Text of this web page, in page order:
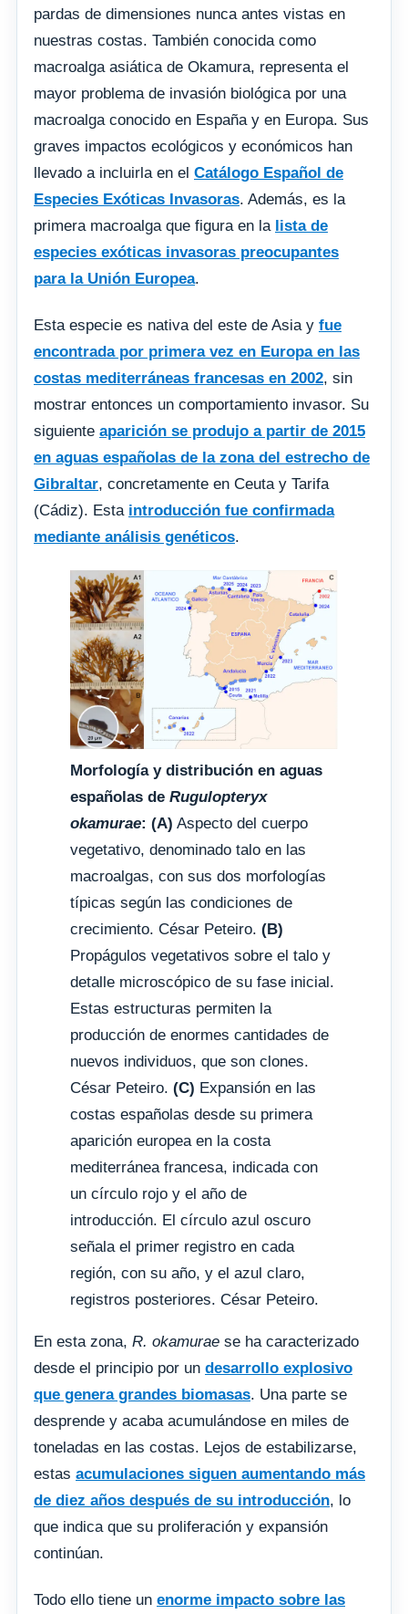
pardas de dimensiones nunca antes vistas en
nuestras costas. También conocida como
macroalga asiática de Okamura, representa el
mayor problema de invasión biológica por una
macroalga conocido en España y en Europa. Sus
graves impactos ecológicos y económicos han
llevado a incluirla en el Catálogo Español de
Especies Exóticas Invasoras. Además, es la
primera macroalga que figura en la lista de
especies exóticas invasoras preocupantes
para la Unión Europea.
Esta especie es nativa del este de Asia y fue
encontrada por primera vez en Europa en las
costas mediterráneas francesas en 2002, sin
mostrar entonces un comportamiento invasor. Su
siguiente aparición se produjo a partir de 2015
en aguas españolas de la zona del estrecho de
Gibraltar, concretamente en Ceuta y Tarifa
(Cádiz). Esta introducción fue confirmada
mediante análisis genéticos.
Morfología y distribución en aguas
españolas de Rugulopteryx
okamurae: (A) Aspecto del cuerpo
vegetativo, denominado talo en las
macroalgas, con sus dos morfologías
típicas según las condiciones de
crecimiento. César Peteiro. (B)
Propágulos vegetativos sobre el talo y
detalle microscópico de su fase inicial.
Estas estructuras permiten la
producción de enormes cantidades de
nuevos individuos, que son clones.
César Peteiro. (C) Expansión en las
costas españolas desde su primera
aparición europea en la costa
mediterránea francesa, indicada con
un círculo rojo y el año de
introducción. El círculo azul oscuro
señala el primer registro en cada
región, con su año, y el azul claro,
registros posteriores. César Peteiro.
En esta zona, R. okamurae se ha caracterizado
desde el principio por un desarrollo explosivo
que genera grandes biomasas. Una parte se
desprende y acaba acumulándose en miles de
toneladas en las costas. Lejos de estabilizarse,
estas acumulaciones siguen aumentando más
de diez años después de su introducción, lo
que indica que su proliferación y expansión
continúan.
Todo ello tiene un enorme impacto sobre las